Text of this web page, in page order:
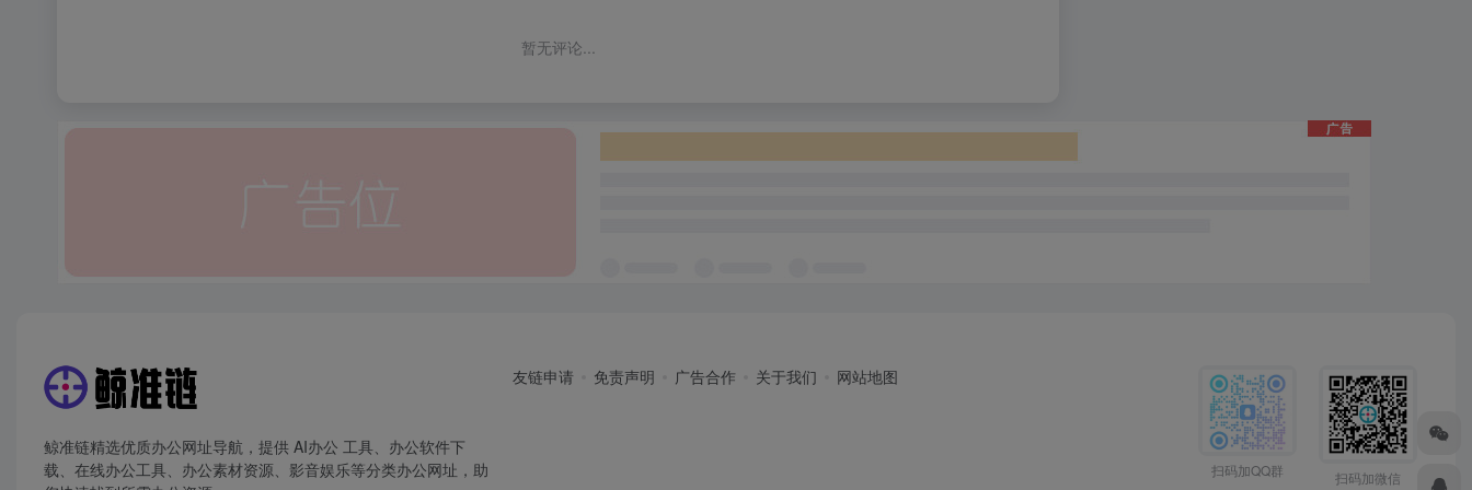
暂无评论...
鲸准链精选优质办公网址导航，提供 AI办公 工具、办公软件下
载、在线办公工具、办公素材资源、影音娱乐等分类办公网址，助
友链申请 免责声明 广告合作 关于我们 网站地图
扫码加QQ群 扫码加微信